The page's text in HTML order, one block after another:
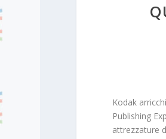
Kodak
Publishing
attrezzature